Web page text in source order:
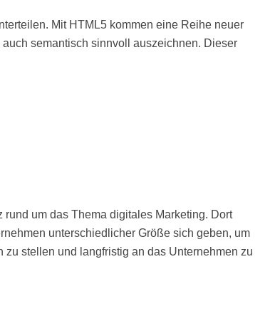
Mit HTML5 kommen eine Reihe neuer
semantisch sinnvoll auszeichnen. Dieser
um das Thema digitales Marketing. Dort
unterschiedlicher Größe sich geben, um
stellen und langfristig an das Unternehmen zu